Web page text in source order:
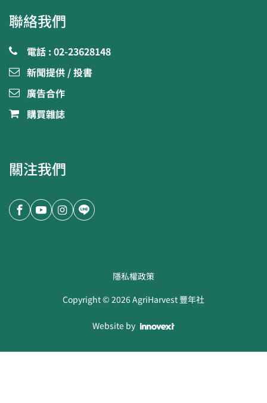
聯絡我們
電話 : 02-23628148
新聞提供 / 投書
廣告合作
購買雜誌
關注我們
隱私權政策
Copyright ©2026AgriHarvest 豐年社
Website by